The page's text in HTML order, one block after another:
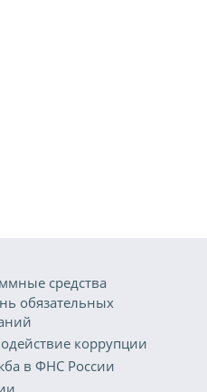
средства
обязательных
коррупции
в ФНС России